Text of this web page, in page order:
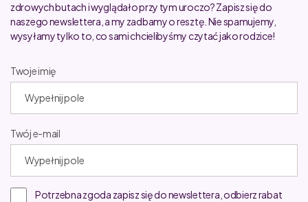
zdrowych butach i wyglądało przy tym uroczo? Zapisz się do
naszego newslettera, a my zadbamy o resztę. Nie spamujemy,
wysyłamy tylko to, co sami chcielibyśmy czytać jako rodzice!
Twoje imię
Twój e-mail
Potrzebna zgoda zapisz się do newslettera, odbierz rabat